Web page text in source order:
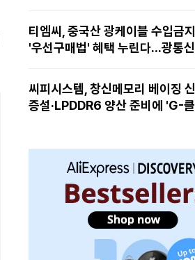
티엠씨, 중국산 광케이블 수입금
'우선구매법' 혜택 누린다...광통
씨피시스템, 창신메모리 베이징
증설·LPDDR6 양산 준비에 'G-클